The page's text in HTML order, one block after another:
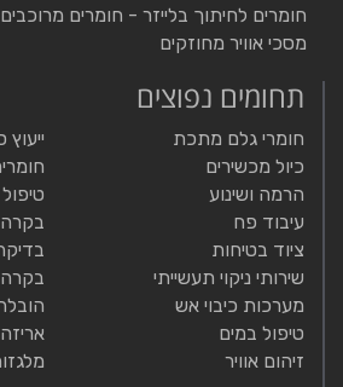
חומרים לחיתוך בלייזר - חומרים מרוכבים
מסכי אוויר מחוזקים
תחומים נפוצים
חומרי גלם מתכת
כיול מכשירים
הרמה ושינוע
עיבוד פח
ציוד בטיחות
שירותי ניקוי תעשייתי
מערכות כיבוי אש
טיפול במים
זיהום אוויר
בקרה
בקרה
אריזה